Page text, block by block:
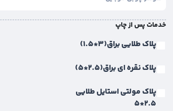
خدمات پس از چاپ
پلاک طلایی براق(3*1.5)
پلاک نقره ای براق(2.5*5)
پلاک مولتی استایل طلایی
2.5*5